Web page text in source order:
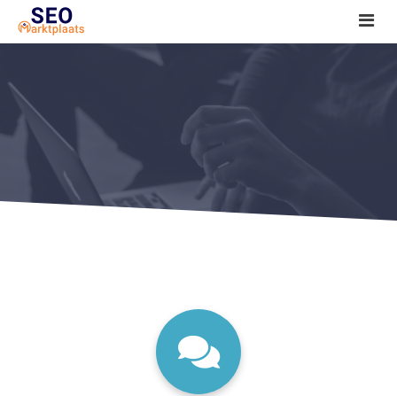
SEO tools reviews
Marketeer bij jou in de buurt?
Offerte
1. Seo voor beginners +
2. Onderzoeken +